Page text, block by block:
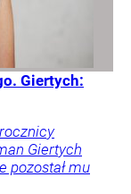
Giertych:
Giertych
pozostał mu